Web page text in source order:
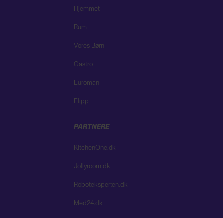
Hjemmet
Rum
Vores Børn
Gastro
Euroman
Flipp
PARTNERE
KitchenOne.dk
Jollyroom.dk
Roboteksperten.dk
Med24.dk